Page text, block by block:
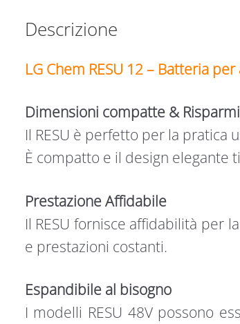
Descrizione
LG Chem RESU 12 – Batteria
Dimensioni compatte &
Il RESU è perfetto per la pratica
È compatto e il design elegante
Prestazione Affidabile
Il RESU fornisce affidabilità per
e prestazioni costanti.
Espandibile al bisogno
I modelli RESU 48V possono